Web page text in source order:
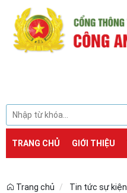
TRANG CHỦ GIỚI THIỆU
Trang chủ Tin tức sự kiện